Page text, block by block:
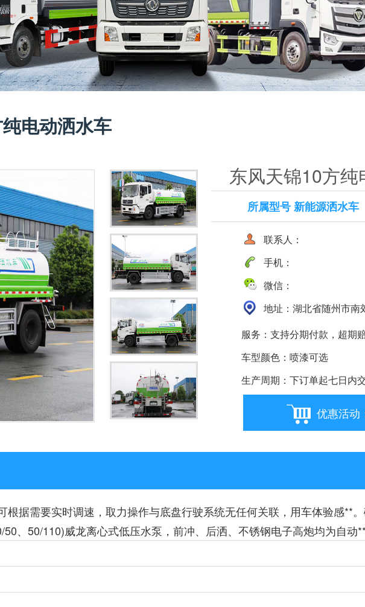
电动洒水车
东风天锦10方
所属型号 新能源洒水车
联系人：
手机：
微信：
地址：湖北省随州市南
服务：支持分期付款，超期
车型颜色：喷漆可选
生产周期：下订单起七日内
优惠活动
据需要实时调速，取力操作与底盘行驶系统无任何关联，用车体验感**
、50/110)威龙离心式低压水泵，前冲、后洒、不锈钢电子高炮均为自动